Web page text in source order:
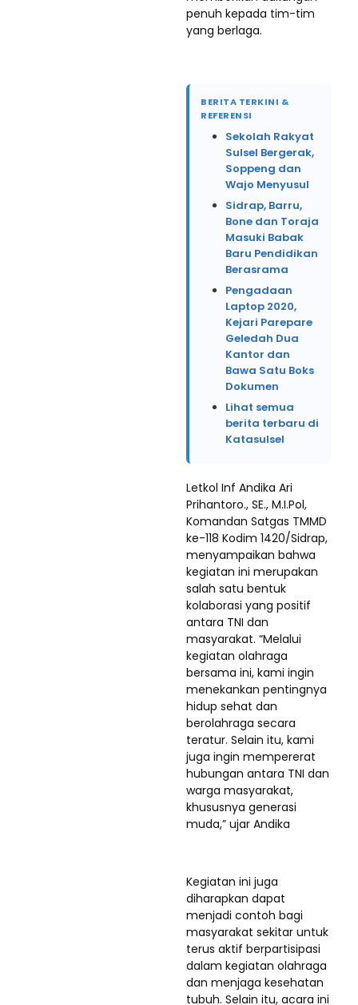
penuh kepada tim-tim
yang berlaga.
BERITA TERKINI &
REFERENSI
Sekolah Rakyat
Sulsel Bergerak,
Soppeng dan
Wajo Menyusul
Sidrap, Barru,
Bone dan Toraja
Masuki Babak
Baru Pendidikan
Berasrama
Pengadaan
Laptop 2020,
Kejari Parepare
Geledah Dua
Kantor dan
Bawa Satu Boks
Dokumen
Lihat semua
berita terbaru di
Katasulsel
Letkol Inf Andika Ari
Prihantoro., SE., M.I.Pol,
Komandan Satgas TMMD
ke-118 Kodim 1420/Sidrap,
menyampaikan bahwa
kegiatan ini merupakan
salah satu bentuk
kolaborasi yang positif
antara TNI dan
masyarakat. “Melalui
kegiatan olahraga
bersama ini, kami ingin
menekankan pentingnya
hidup sehat dan
berolahraga secara
teratur. Selain itu, kami
juga ingin mempererat
hubungan antara TNI dan
warga masyarakat,
khususnya generasi
muda,” ujar Andika
Kegiatan ini juga
diharapkan dapat
menjadi contoh bagi
masyarakat sekitar untuk
terus aktif berpartisipasi
dalam kegiatan olahraga
dan menjaga kesehatan
tubuh. Selain itu, acara ini